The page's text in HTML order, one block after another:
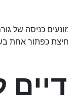
כניסה של
כפתור אחת